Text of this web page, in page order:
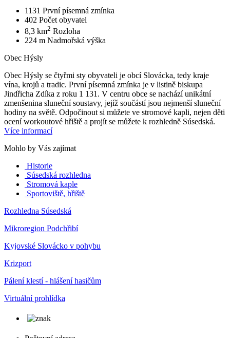
1131 První písemná zmínka
402 Počet obyvatel
8,3 km2 Rozloha
224 m Nadmořská výška
Obec Hýsly
Obec Hýsly se čtyřmi sty obyvateli je obcí Slovácka, tedy kraje
vína, krojů a tradic. První písemná zmínka je v listině biskupa
Jindřicha Zdíka z roku 1 131. V centru obce se nachází unikátní
zmenšenina sluneční soustavy, jejíž součástí jsou nejmenší sluneční
hodiny na světě. Odpočinout si můžete ve stromové kapli, nejen děti
ocení workoutové hřiště a projít se můžete k rozhledně Súsedská.
Více informací
Mohlo by Vás zajímat
Historie
Súsedská rozhledna
Stromová kaple
Sportoviště, hřiště
Rozhledna Súsedská
Mikroregion Podchřibí
Kyjovské Slovácko v pohybu
Krizport
Pálení klestí - hlášení hasičům
Virtuální prohlídka